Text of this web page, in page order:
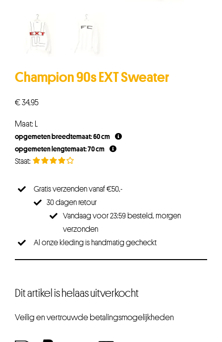
Champion 90s EXT Sweater
€34,95
Maat: L
opgemeten breedtemaat: 60 cm
opgemeten lengtemaat: 70 cm
Gratis verzenden vanaf €50,-
30 dagen retour
Vandaag voor 23:59 besteld, morgen
verzonden
Al onze kleding is handmatig gecheckt
Dit artikel is helaas uitverkocht
Veilig en vertrouwde betalingsmogelijkheden